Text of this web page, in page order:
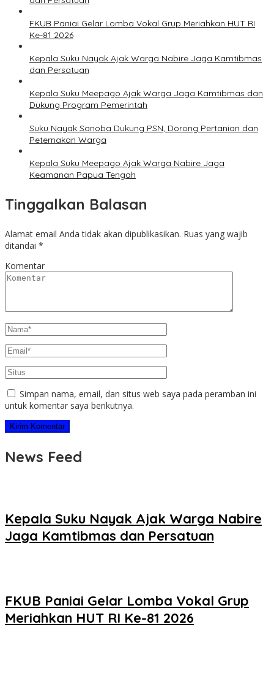
FKUB Paniai Gelar Lomba Vokal Grup Meriahkan HUT RI
Ke-81 2026
Kepala Suku Nayak Ajak Warga Nabire Jaga Kamtibmas
dan Persatuan
Kepala Suku Meepago Ajak Warga Jaga Kamtibmas dan
Dukung Program Pemerintah
Suku Nayak Sanoba Dukung PSN, Dorong Pertanian dan
Peternakan Warga
Kepala Suku Meepago Ajak Warga Nabire Jaga
Keamanan Papua Tengah
Tinggalkan Balasan
Alamat email Anda tidak akan dipublikasikan. Ruas yang wajib
ditandai *
Komentar
Simpan nama, email, dan situs web saya pada peramban ini
untuk komentar saya berikutnya.
News Feed
Kepala Suku Nayak Ajak Warga Nabire
Jaga Kamtibmas dan Persatuan
FKUB Paniai Gelar Lomba Vokal Grup
Meriahkan HUT RI Ke-81 2026